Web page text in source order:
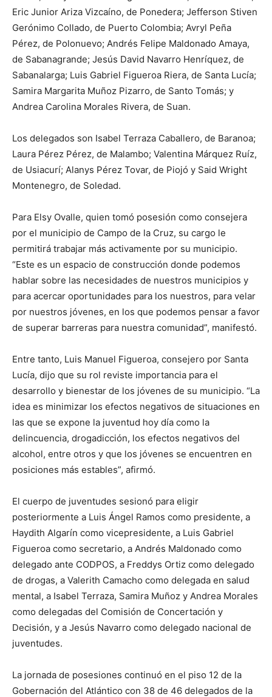
Eric Junior Ariza Vizcaíno, de Ponedera; Jefferson Stiven
Gerónimo Collado, de Puerto Colombia; Avryl Peña
Pérez, de Polonuevo; Andrés Felipe Maldonado Amaya,
de Sabanagrande; Jesús David Navarro Henríquez, de
Sabanalarga; Luis Gabriel Figueroa Riera, de Santa Lucía;
Samira Margarita Muñoz Pizarro, de Santo Tomás; y
Andrea Carolina Morales Rivera, de Suan.
Los delegados son Isabel Terraza Caballero, de Baranoa;
Laura Pérez Pérez, de Malambo; Valentina Márquez Ruíz,
de Usiacurí; Alanys Pérez Tovar, de Piojó y Said Wright
Montenegro, de Soledad.
Para Elsy Ovalle, quien tomó posesión como consejera
por el municipio de Campo de la Cruz, su cargo le
permitirá trabajar más activamente por su municipio.
“Este es un espacio de construcción donde podemos
hablar sobre las necesidades de nuestros municipios y
para acercar oportunidades para los nuestros, para velar
por nuestros jóvenes, en los que podemos pensar a favor
de superar barreras para nuestra comunidad”, manifestó.
Entre tanto, Luis Manuel Figueroa, consejero por Santa
Lucía, dijo que su rol reviste importancia para el
desarrollo y bienestar de los jóvenes de su municipio. “La
idea es minimizar los efectos negativos de situaciones en
las que se expone la juventud hoy día como la
delincuencia, drogadicción, los efectos negativos del
alcohol, entre otros y que los jóvenes se encuentren en
posiciones más estables”, afirmó.
El cuerpo de juventudes sesionó para eligir
posteriormente a Luis Ángel Ramos como presidente, a
Haydith Algarín como vicepresidente, a Luis Gabriel
Figueroa como secretario, a Andrés Maldonado como
delegado ante CODPOS, a Freddys Ortiz como delegado
de drogas, a Valerith Camacho como delegada en salud
mental, a Isabel Terraza, Samira Muñoz y Andrea Morales
como delegadas del Comisión de Concertación y
Decisión, y a Jesús Navarro como delegado nacional de
juventudes.
La jornada de posesiones continuó en el piso 12 de la
Gobernación del Atlántico con 38 de 46 delegados de la